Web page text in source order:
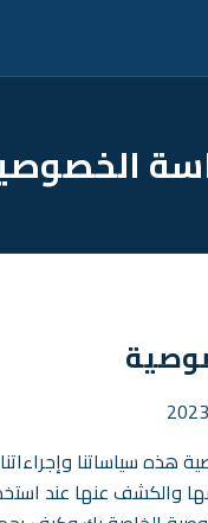
سياساتنا
والكشف عنها عند